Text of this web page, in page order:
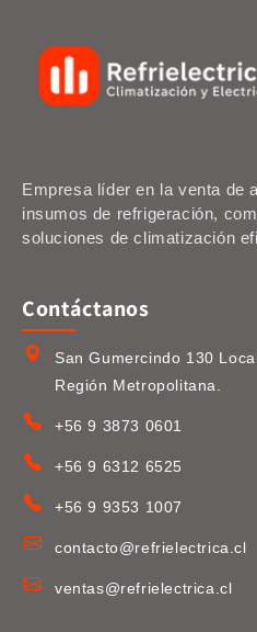
Empresa líder en la venta de
insumos de refrigeración,
soluciones de climatización
Contáctanos
San Gumercindo 130
Región Metropolitana.
+56 9 3873 0601
+56 9 6312 6525
+56 9 9353 1007
contacto@refrielectrica.cl
ventas@refrielectrica.cl